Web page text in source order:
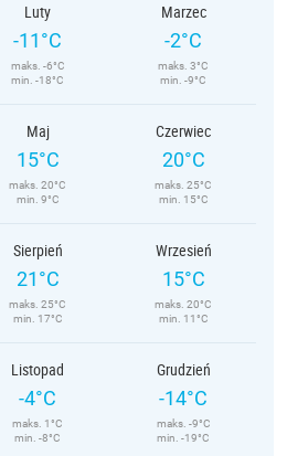
Luty
-11°C
maks. -6°C
min. -18°C
Marzec
-2°C
maks. 3°C
min. -9°C
Maj
15°C
maks. 20°C
min. 9°C
Czerwiec
20°C
maks. 25°C
min. 15°C
Sierpień
21°C
maks. 25°C
min. 17°C
Wrzesień
15°C
maks. 20°C
min. 11°C
Listopad
-4°C
maks. 1°C
min. -8°C
Grudzień
-14°C
maks. -9°C
min. -19°C